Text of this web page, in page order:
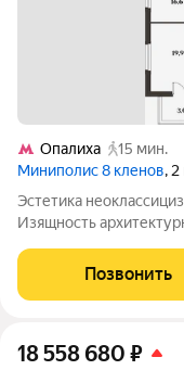
Опалиха
15 мин.
Миниполис 8 кленов,
Эстетика
Изящность
Несмотря на
магистралей
Позвонить
18 558 680 ₽